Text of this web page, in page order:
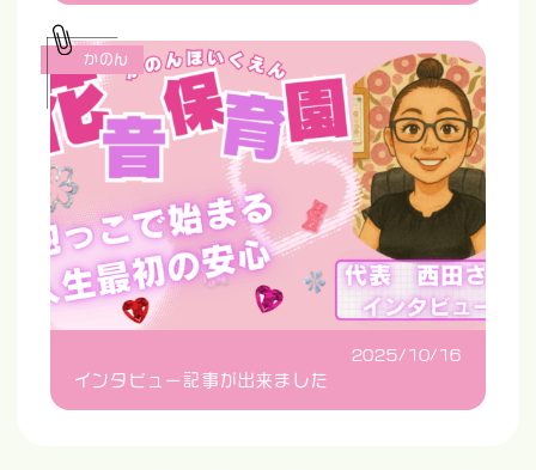
2025/10/16
インタビュー記事が出来ました
かのん